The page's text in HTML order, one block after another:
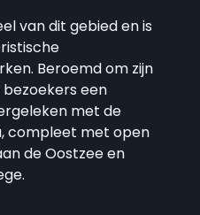
van dit gebied en is
Beroemd om zijn
een
met de
compleet met open
de Oostzee en